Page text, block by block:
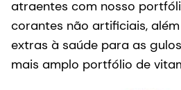
atraentes com nosso
corantes não artificiais,
extras à saúde para as
mais amplo portfólio de